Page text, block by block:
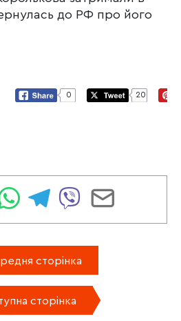
до РФ про його
0 20
сторінка
сторінка